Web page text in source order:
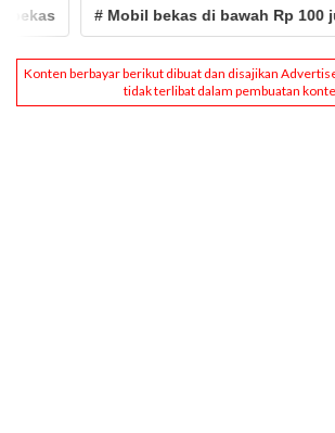
# Mobil bekas di bawah Rp 100 juta